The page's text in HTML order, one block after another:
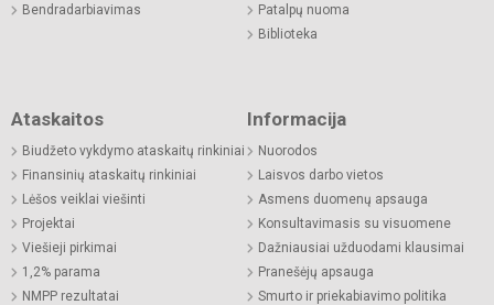
Bendradarbiavimas
Patalpų nuoma
Biblioteka
Ataskaitos
Biudžeto vykdymo ataskaitų rinkiniai
Finansinių ataskaitų rinkiniai
Lėšos veiklai viešinti
Projektai
Viešieji pirkimai
1,2% parama
NMPP rezultatai
Informacija
Nuorodos
Laisvos darbo vietos
Asmens duomenų apsauga
Konsultavimasis su visuomene
Dažniausiai užduodami klausimai
Pranešėjų apsauga
Smurto ir priekabiavimo politika